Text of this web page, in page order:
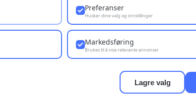
Preferanser
Husker dine valg og innstillinger
Markedsføring
Brukes til å vise relevante annonser
Lagre valg